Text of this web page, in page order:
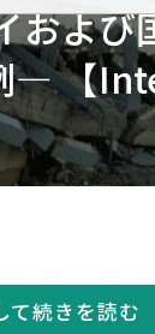
および
― 【
て続きを読む